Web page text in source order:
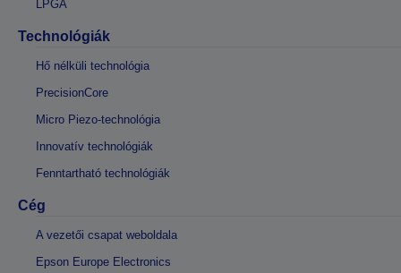
LPGA
Technológiák
Hő nélküli technológia
PrecisionCore
Micro Piezo-technológia
Innovatív technológiák
Fenntartható technológiák
Cég
A vezetői csapat weboldala
Epson Europe Electronics